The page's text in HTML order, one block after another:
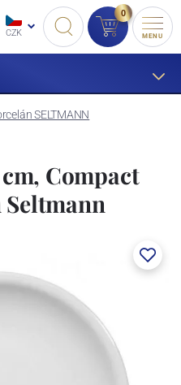
CZK
0
MENU
SELTMANN
Compact